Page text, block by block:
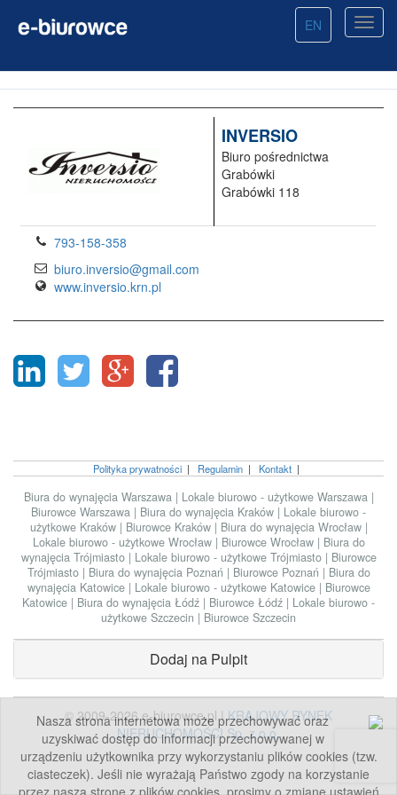
Nasza strona internetowa może przechowywać oraz
uzyskiwać dostęp do informacji przechowywanej w
urządzeniu użytkownika przy wykorzystaniu plików cookies (tzw.
ciasteczek). Jeśli nie wyrażają Państwo zgody na korzystanie
przez naszą stronę z plików cookies, prosimy o zmianę ustawień
EN
INVERSIO
Biuro pośrednictwa
Grabówki
Grabówki 118
793-158-358
biuro.inversio@gmail.com
www.inversio.krn.pl
Polityka prywatności| Regulamin| Kontakt|
Biura do wynajęcia Warszawa | Lokale biurowo - użytkowe Warszawa |
Biurowce Warszawa | Biura do wynajęcia Kraków | Lokale biurowo -
użytkowe Kraków | Biurowce Kraków | Biura do wynajęcia Wrocław |
Lokale biurowo - użytkowe Wrocław | Biurowce Wrocław | Biura do
wynajęcia Trójmiasto | Lokale biurowo - użytkowe Trójmiasto | Biurowce
Trójmiasto | Biura do wynajęcia Poznań | Biurowce Poznań | Biura do
wynajęcia Katowice | Lokale biurowo - użytkowe Katowice | Biurowce
Katowice | Biura do wynajęcia Łódź | Biurowce Łódź | Lokale biurowo -
użytkowe Szczecin | Biurowce Szczecin
Dodaj na Pulpit
© 2009-2026 e-biurowce.pl |KRAJOWY RYNEK
NIERUCHOMOŚCI Sp. z o.o.